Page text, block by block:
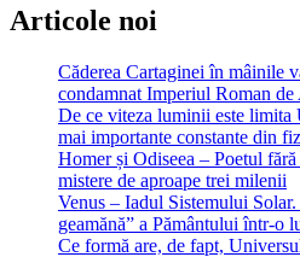
Articole noi
Căderea Cartaginei în mâinile
condamnat Imperiul Roman de
De ce viteza luminii este
mai importante constante din
Homer și Odiseea – Poetul
mistere de aproape trei milenii
Venus – Iadul Sistemului
geamănă” a Pământului într-o
Ce formă are, de fapt,